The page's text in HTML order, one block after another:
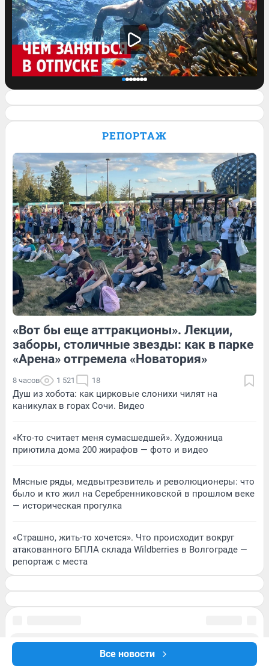
Все новости
приятные ощущения»: туристка
15 Обсудить
25 Обсудить 3 Обсудить
44
РЕПОРТАЖ
«Вот бы еще аттракционы». Лекции,
заборы, столичные звезды: как в парке
«Арена» отгремела «Новатория»
8 часов 1 521 18
Душ из хобота: как цирковые слонихи чилят на
каникулах в горах Сочи. Видео
«Кто-то считает меня сумасшедшей». Художница
приютила дома 200 жирафов — фото и видео
Мясные ряды, медвытрезвитель и революционеры: что
было и кто жил на Серебренниковской в прошлом веке
— историческая прогулка
«Страшно, жить-то хочется». Что происходит вокруг
атакованного БПЛА склада Wildberries в Волгограде —
репортаж с места